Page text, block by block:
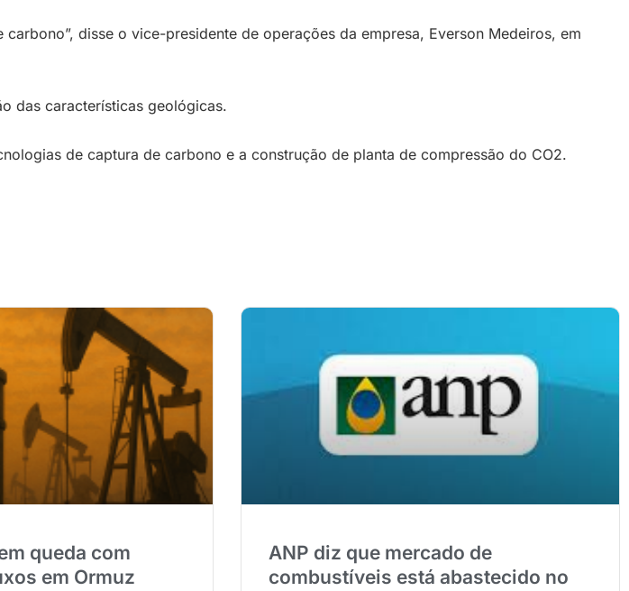
disse o vice-presidente de operações da empresa, Everson Medeiros, em
das características geológicas.
de captura de carbono e a construção de planta de compressão do CO2.
queda com
em Ormuz
ANP diz que mercado de
combustíveis está abastecido no